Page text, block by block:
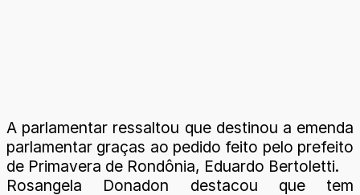
A parlamentar ressaltou que destinou a emenda
parlamentar graças ao pedido feito pelo prefeito
de Primavera de Rondônia, Eduardo Bertoletti.
Rosangela Donadon destacou que tem